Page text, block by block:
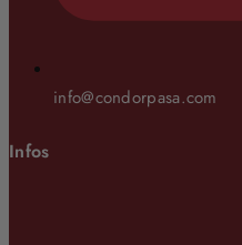
info@condorpasa.com
Infos